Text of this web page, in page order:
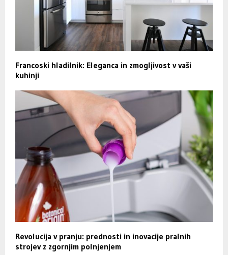
Francoski hladilnik: Eleganca in zmogljivost v vaši
kuhinji
Revolucija v pranju: prednosti in inovacije pralnih
strojev z zgornjim polnjenjem